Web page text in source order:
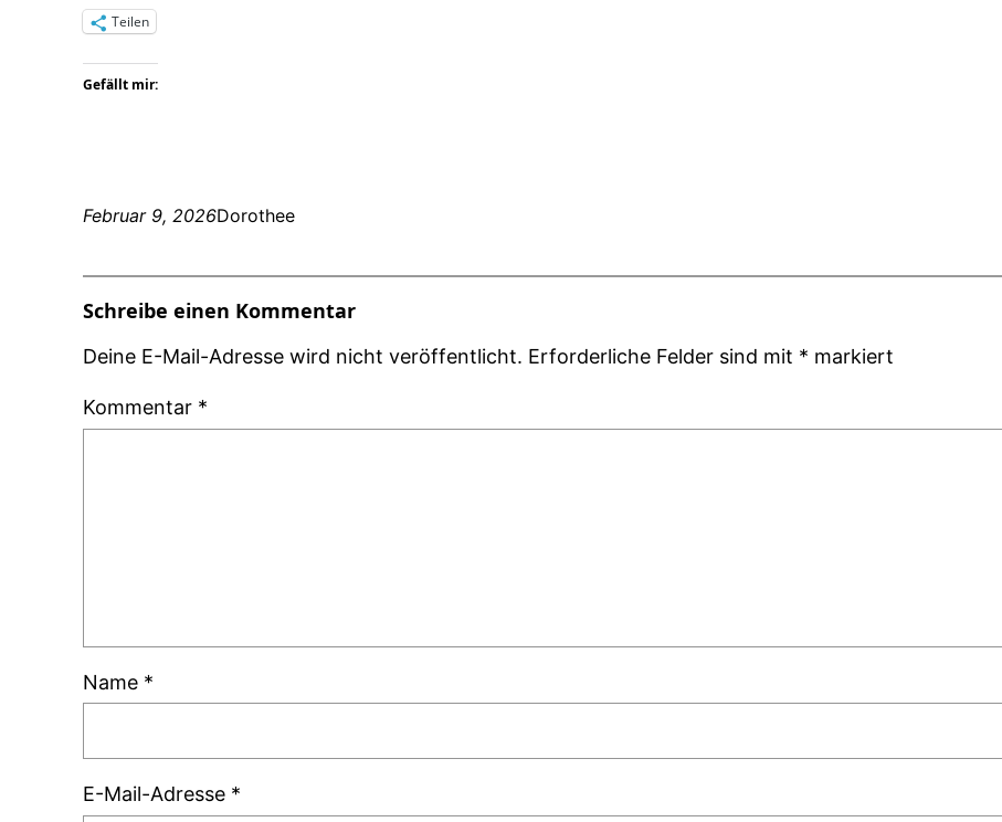
Teilen
Gefällt mir:
Februar 9, 2026Dorothee
Schreibe einen Kommentar
Deine E-Mail-Adresse wird nicht veröffentlicht. Erforderliche Felder sind mit * markiert
Kommentar *
Name *
E-Mail-Adresse *